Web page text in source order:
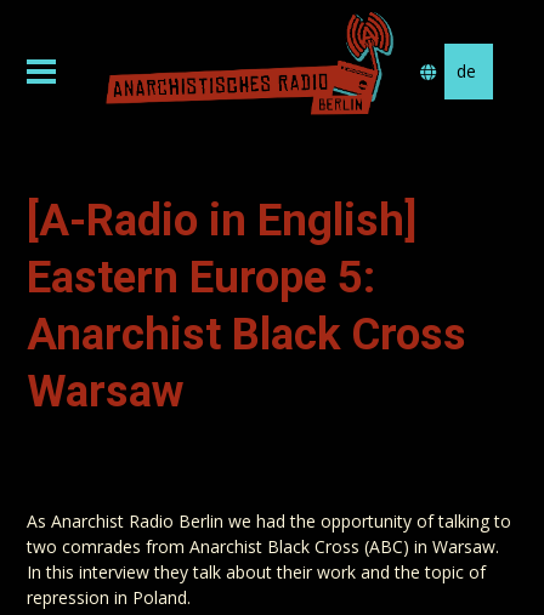
auswählen
[A-Radio in English]
Eastern Europe 5:
Anarchist Black Cross
Warsaw
As Anarchist Radio Berlin we had the opportunity of talking to
two comrades from Anarchist Black Cross (ABC) in Warsaw.
In this interview they talk about their work and the topic of
repression in Poland.